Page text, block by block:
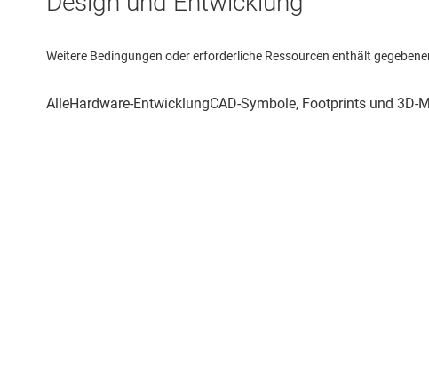
Weitere Bedingungen oder erforderliche Ressourcen enthält